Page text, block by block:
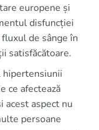
europene și
disfuncției
de sânge în
satisfăcătoare.
ce afectează
acest aspect nu
persoane